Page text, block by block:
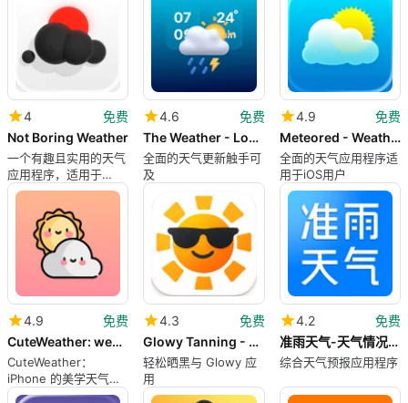
4
免费
Not Boring Weather
一个有趣且实用的天气
应用程序，适用于
iPhone
4.6
免费
The Weather - Local Channel
全面的天气更新触手可
及
4.9
免费
Meteored - Weather Radar
全面的天气应用程序适
用于iOS用户
4.9
免费
CuteWeather: weather widget
CuteWeather：
iPhone 的美学天气小
部件
4.3
免费
Glowy Tanning - Get Tan Fast
轻松晒黑与 Glowy 应
用
4.2
免费
准雨天气-天气情况早知道
综合天气预报应用程序